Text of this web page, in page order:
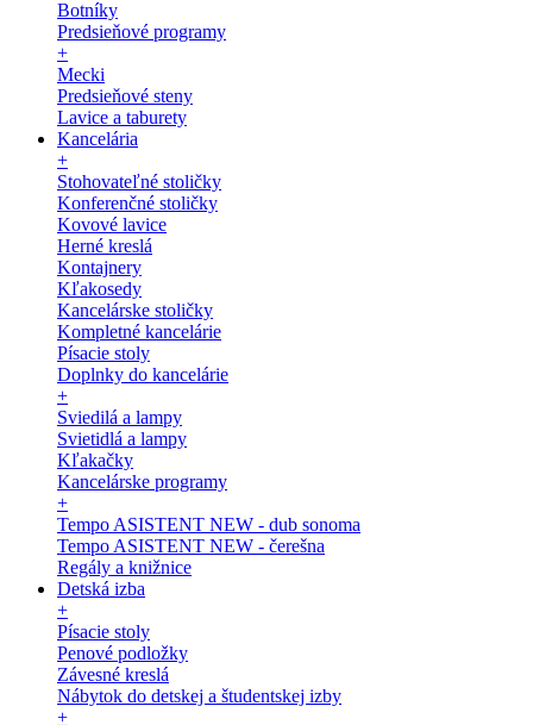
Botníky
Predsieňové programy
+
Mecki
Predsieňové steny
Lavice a taburety
Kancelária
+
Stohovateľné stoličky
Konferenčné stoličky
Kovové lavice
Herné kreslá
Kontajnery
Kľakosedy
Kancelárske stoličky
Kompletné kancelárie
Písacie stoly
Doplnky do kancelárie
+
Sviedilá a lampy
Svietidlá a lampy
Kľakačky
Kancelárske programy
+
Tempo ASISTENT NEW - dub sonoma
Tempo ASISTENT NEW - čerešna
Regály a knižnice
Detská izba
+
Písacie stoly
Penové podložky
Závesné kreslá
Nábytok do detskej a študentskej izby
+